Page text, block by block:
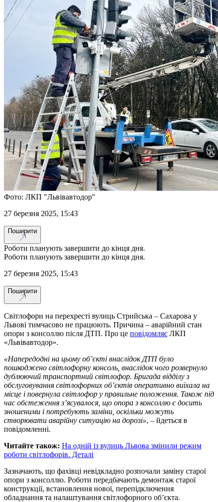
Фото: ЛКП "Львівавтодор"
27 березня 2025, 15:43
Поширити
Роботи планують завершити до кінця дня.
Роботи планують завершити до кінця дня.
27 березня 2025, 15:43
Поширити
Світлофори на перехресті вулиць Стрийська – Сахарова у
Львові тимчасово не працюють. Причина – аварійний стан
опори з консоллю після ДТП. Про це повідомляє ЛКП
«Львівавтодор».
«Напередодні на цьому обʼєкті внаслідок ДТП було
пошкоджено світлофорну консоль, внаслідок чого розвернуло
дублюючий транспортний світлофор. Бригада відділу з
обслуговування світлофорних обʼєктів оперативно виїхала на
місце і повернула світлофор у правильне положення. Також під
час обстеження зʼясувалося, що опора з консоллю є досить
зношеними і потребують заміни, оскільки можуть
створювати аварійну ситуацію на дорозі», – йдеться в
повідомленні.
Читайте також: На одній із вулиць Львова змінили режим
роботи світлофорів. Деталі
Зазначають, що фахівці невідкладно розпочали заміну старої
опори з консоллю. Роботи передбачають демонтаж старої
конструкції, встановлення нової, перепідключення
обладнання та налаштування світлофорного об’єкта.